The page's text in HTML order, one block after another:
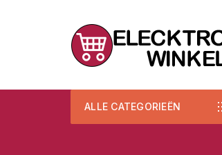
ALLE CATEGORIEËN